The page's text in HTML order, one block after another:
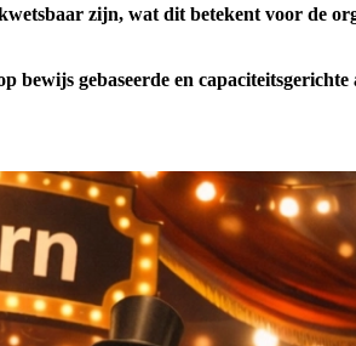
zijn, wat dit betekent voor de
gebaseerde en